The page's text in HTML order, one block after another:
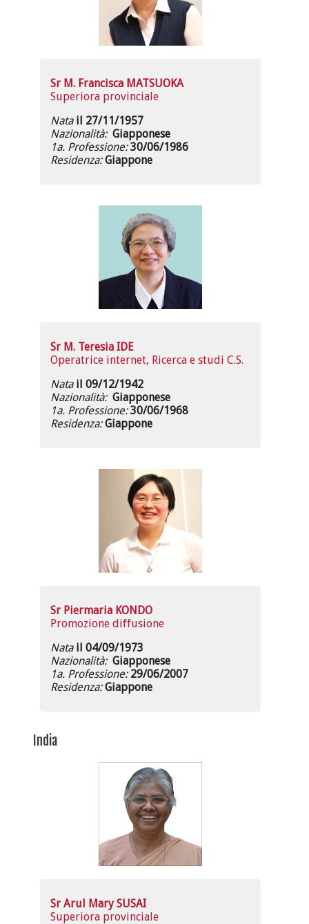
Sr M. Francisca MATSUOKA
Superiora provinciale
Nata il 27/11/1957
Nazionalità: Giapponese
1a. Professione:30/06/1986
Residenza:Giappone
Sr M. Teresia IDE
Operatrice internet, Ricerca e studi C.S.
Nata il 09/12/1942
Nazionalità: Giapponese
1a. Professione:30/06/1968
Residenza:Giappone
Sr Piermaria KONDO
Promozione diffusione
Nata il 04/09/1973
Nazionalità: Giapponese
1a. Professione: 29/06/2007
Residenza:Giappone
India
Sr Arul Mary SUSAI
Superiora provinciale